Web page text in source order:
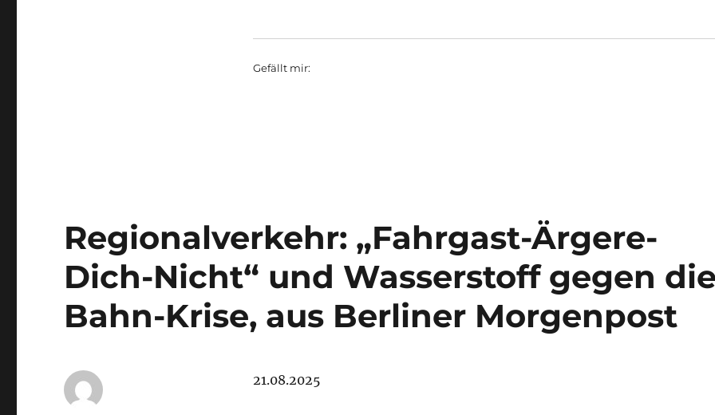
Gefällt mir:
Regionalverkehr: „Fahrgast-Ärgere-
Dich-Nicht“ und Wasserstoff gegen die
Bahn-Krise, aus Berliner Morgenpost
21.08.2025